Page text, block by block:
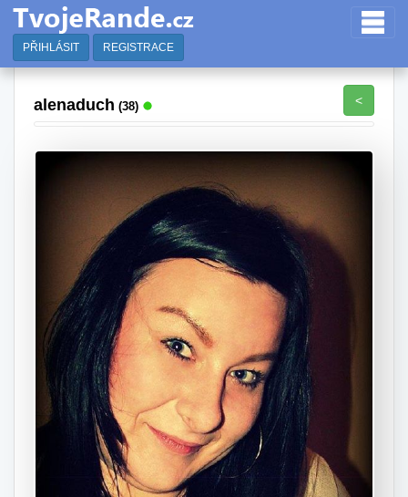
PŘIHLÁSIT REGISTRACE
alenaduch (38) <